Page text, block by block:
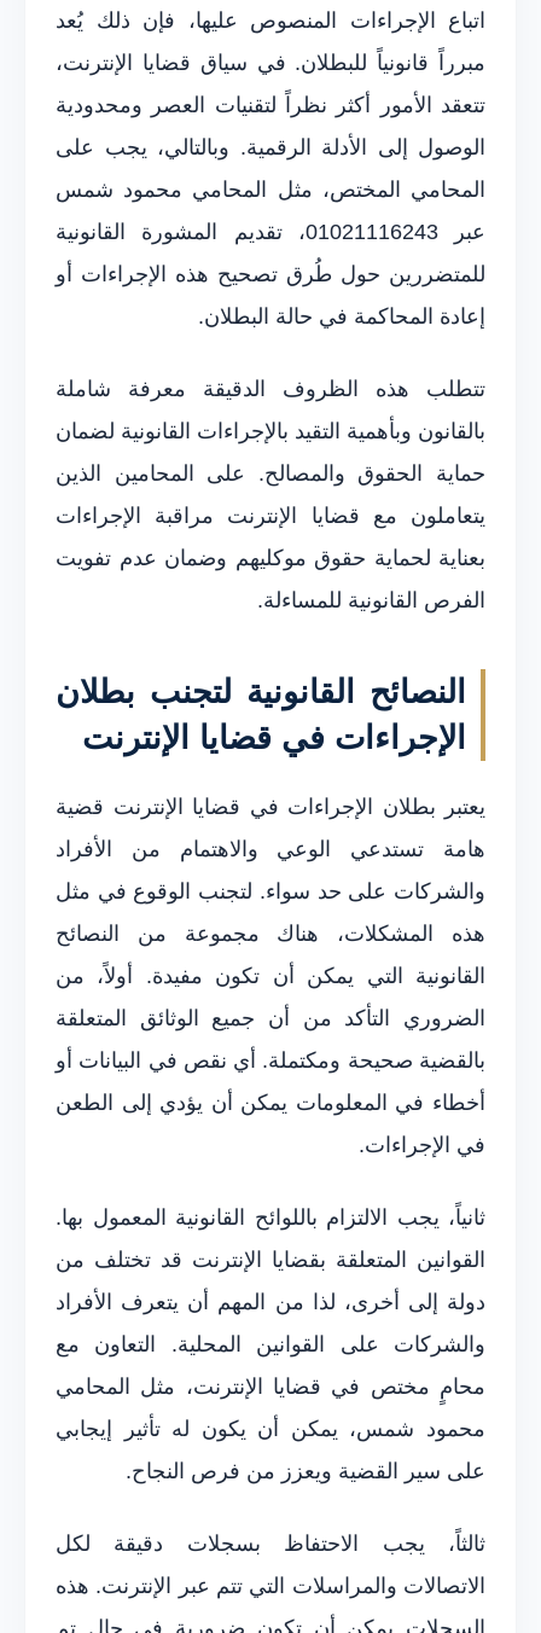
اتباع الإجراءات المنصوص عليها، فإن ذلك يُعد
مبرراً قانونياً للبطلان. في سياق قضايا الإنترنت،
تتعقد الأمور أكثر نظراً لتقنيات العصر ومحدودية
الوصول إلى الأدلة الرقمية. وبالتالي، يجب على
المحامي المختص، مثل المحامي محمود شمس
عبر 01021116243، تقديم المشورة القانونية
للمتضررين حول طُرق تصحيح هذه الإجراءات أو
إعادة المحاكمة في حالة البطلان.
تتطلب هذه الظروف الدقيقة معرفة شاملة
بالقانون وبأهمية التقيد بالإجراءات القانونية لضمان
حماية الحقوق والمصالح. على المحامين الذين
يتعاملون مع قضايا الإنترنت مراقبة الإجراءات
بعناية لحماية حقوق موكليهم وضمان عدم تفويت
الفرص القانونية للمساءلة.
النصائح القانونية لتجنب بطلان
الإجراءات في قضايا الإنترنت
يعتبر بطلان الإجراءات في قضايا الإنترنت قضية
هامة تستدعي الوعي والاهتمام من الأفراد
والشركات على حد سواء. لتجنب الوقوع في مثل
هذه المشكلات، هناك مجموعة من النصائح
القانونية التي يمكن أن تكون مفيدة. أولاً، من
الضروري التأكد من أن جميع الوثائق المتعلقة
بالقضية صحيحة ومكتملة. أي نقص في البيانات أو
أخطاء في المعلومات يمكن أن يؤدي إلى الطعن
في الإجراءات.
ثانياً، يجب الالتزام باللوائح القانونية المعمول بها.
القوانين المتعلقة بقضايا الإنترنت قد تختلف من
دولة إلى أخرى، لذا من المهم أن يتعرف الأفراد
والشركات على القوانين المحلية. التعاون مع
محامٍ مختص في قضايا الإنترنت، مثل المحامي
محمود شمس، يمكن أن يكون له تأثير إيجابي
على سير القضية ويعزز من فرص النجاح.
ثالثاً، يجب الاحتفاظ بسجلات دقيقة لكل
الاتصالات والمراسلات التي تتم عبر الإنترنت. هذه